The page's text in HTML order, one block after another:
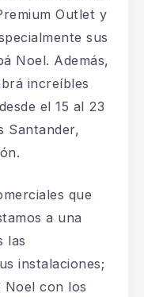
Outlet y
sus
Noel. Además,
increíbles
el 15 al 23
Santander,
que
a una
las
instalaciones;
Noel con los